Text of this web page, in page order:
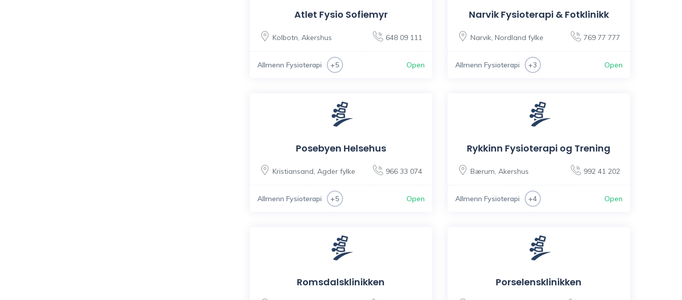
Atlet Fysio Sofiemyr
Kolbotn, Akershus 648 09 111
Allmenn Fysioterapi +5 Open
Narvik Fysioterapi & Fotklinikk
Narvik, Nordland fylke 769 77 777
Allmenn Fysioterapi +3 Open
Posebyen Helsehus
Kristiansand, Agder fylke 966 33 074
Allmenn Fysioterapi +5 Open
Rykkinn Fysioterapi og Trening
Bærum, Akershus 992 41 202
Allmenn Fysioterapi +4 Open
Romsdalsklinikken Porselensklinikken